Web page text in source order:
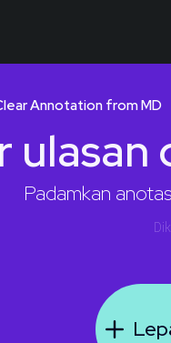
Annotation from MD
ulasan
Padamkan